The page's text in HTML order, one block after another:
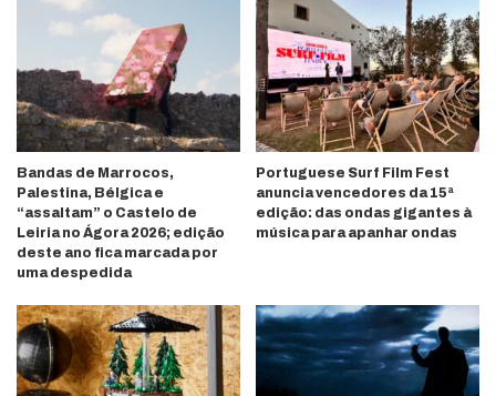
Bandas de Marrocos,
Palestina, Bélgica e
“assaltam” o Castelo de
Leiria no Ágora 2026; edição
deste ano fica marcada por
uma despedida
Portuguese Surf Film Fest
anuncia vencedores da 15ª
edição: das ondas gigantes à
música para apanhar ondas